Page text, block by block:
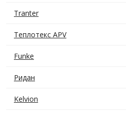
Tranter
Теплотекс APV
Funke
Ридан
Kelvion